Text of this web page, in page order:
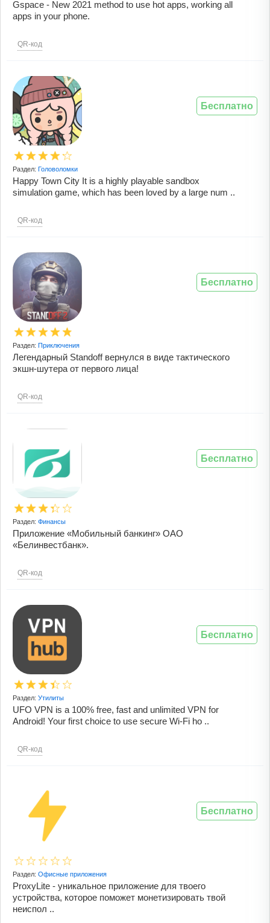
Gspace - New 2021 method to use hot apps, working all
apps in your phone.
QR-код
Раздел: Головоломки
Happy Town City It is a highly playable sandbox
simulation game, which has been loved by a large num ..
QR-код
Бесплатно
Раздел: Приключения
Легендарный Standoff вернулся в виде тактического
экшн-шутера от первого лица!
QR-код
Бесплатно
Раздел: Финансы
Приложение «Мобильный банкинг» ОАО
«Белинвестбанк».
QR-код
Бесплатно
Раздел: Утилиты
UFO VPN is a 100% free, fast and unlimited VPN for
Android! Your first choice to use secure Wi-Fi ho ..
QR-код
Бесплатно
Раздел: Офисные приложения
ProxyLite - уникальное приложение для твоего
устройства, которое поможет монетизировать твой
неиспол ..
Бесплатно